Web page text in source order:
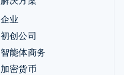
企业
初创公司
智能体商务
加密货币